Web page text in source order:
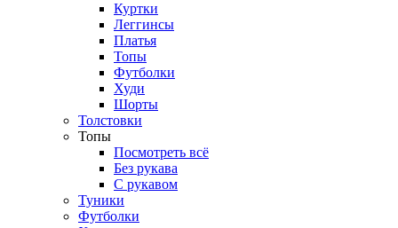
Куртки
Леггинсы
Платья
Топы
Футболки
Худи
Шорты
Толстовки
Топы
Посмотреть всё
Без рукава
С рукавом
Туники
Футболки